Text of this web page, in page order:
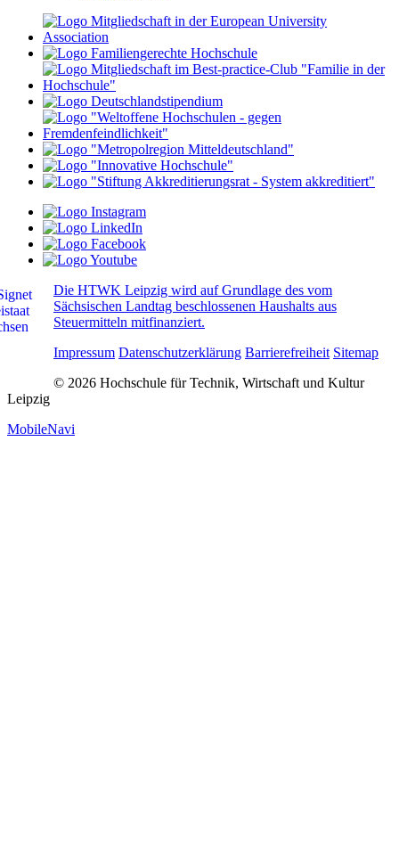
Die HTWK Leipzig wird auf Grundlage des vom
Sächsischen Landtag beschlossenen Haushalts aus
Steuermitteln mitfinanziert.
Impressum Datenschutzerklärung Barrierefreiheit Sitemap
© 2026 Hochschule für Technik, Wirtschaft und Kultur
Leipzig
MobileNavi